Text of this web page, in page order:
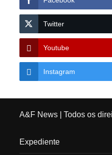
Twitter
Youtube
Instagram
A&F News| Todos os
Expediente